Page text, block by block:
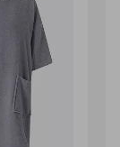
i
favoriter